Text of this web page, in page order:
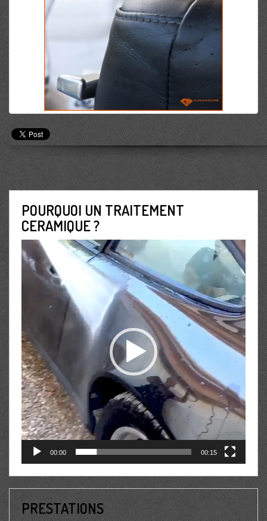
POURQUOI UN TRAITEMENT
CERAMIQUE ?
Lecteur
vidéo
00:00 00:15
PRESTATIONS